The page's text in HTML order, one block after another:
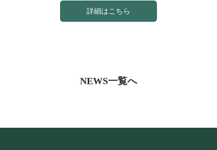
詳細はこちら
NEWS一覧へ